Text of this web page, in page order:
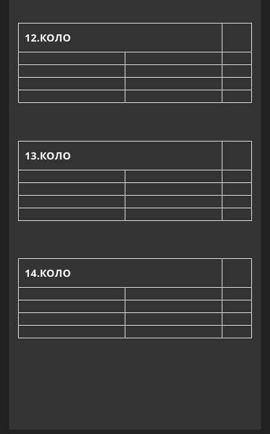
12.КОЛО
13.КОЛО
14.КОЛО